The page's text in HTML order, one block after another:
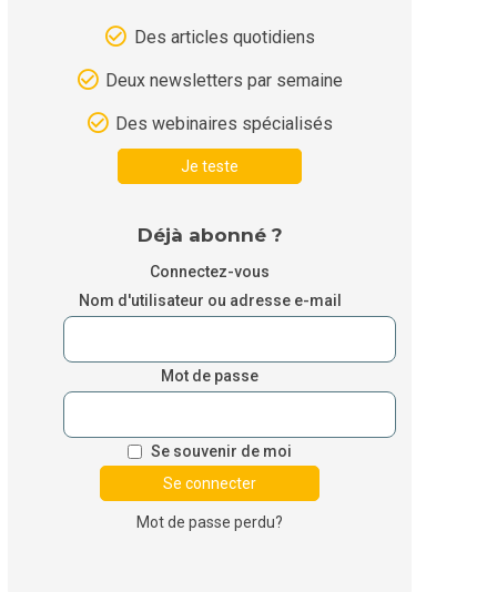
Des articles quotidiens
Deux newsletters par semaine
Des webinaires spécialisés
Je teste
Déjà abonné ?
Connectez-vous
Nom d'utilisateur ou adresse e-mail
Mot de passe
Se souvenir de moi
Mot de passe perdu?